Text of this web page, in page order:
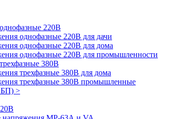
220В
однофазные 220В для дачи
однофазные 220В для дома
однофазные 220В для промышленности
380В
трехфазные 380В для дома
трехфазные 380В промышленные
>